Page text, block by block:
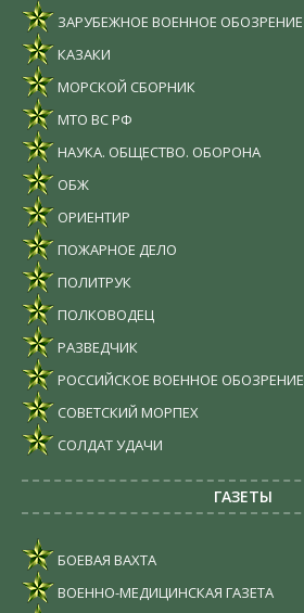
ЗАРУБЕЖНОЕ ВОЕННОЕ ОБОЗРЕНИЕ
КАЗАКИ
МОРСКОЙ СБОРНИК
МТО ВС РФ
НАУКА. ОБЩЕСТВО. ОБОРОНА
ОБЖ
ОРИЕНТИР
ПОЖАРНОЕ ДЕЛО
ПОЛИТРУК
ПОЛКОВОДЕЦ
РАЗВЕДЧИК
РОССИЙСКОЕ ВОЕННОЕ ОБОЗРЕНИЕ
СОВЕТСКИЙ МОРПЕХ
СОЛДАТ УДАЧИ
ГАЗЕТЫ
БОЕВАЯ ВАХТА
ВОЕННО-МЕДИЦИНСКАЯ ГАЗЕТА